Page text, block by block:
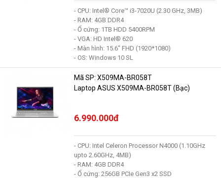
- CPU: Intel® Core™ i3-7020U (2.30 GHz, 3MB)
- RAM: 4GB DDR4
- Ổ cứng: 1TB HDD 5400RPM
- VGA: HD Intel® 620
- Màn hình: 15.6" FHD (1920*1080)
- OS: Windows 10 SL
Mã SP: X509MA-BR058T
Laptop ASUS X509MA-BR058T (Bạc)
6.990.000đ
- CPU: Intel Celeron Processor N4000 (1.10GHz
upto 2.60GHz, 4MB)
- RAM: 4GB DDR4
- Ổ cứng: 256GB PCIe Gen3 x2 SSD